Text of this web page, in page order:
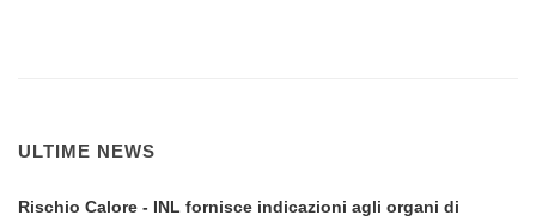
ULTIME NEWS
Rischio Calore - INL fornisce indicazioni agli organi di